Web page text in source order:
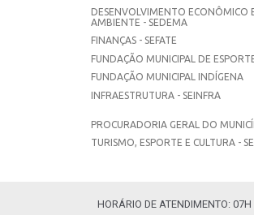
DESENVOLVIMENTO ECONÔMICO
AMBIENTE - SEDEMA
FINANÇAS - SEFATE
FUNDAÇÃO MUNICIPAL DE
FUNDAÇÃO MUNICIPAL INDÍGENA
INFRAESTRUTURA - SEINFRA
PROCURADORIA GERAL DO
TURISMO, ESPORTE E CULTURA -
HORÁRIO DE ATENDIMENTO: